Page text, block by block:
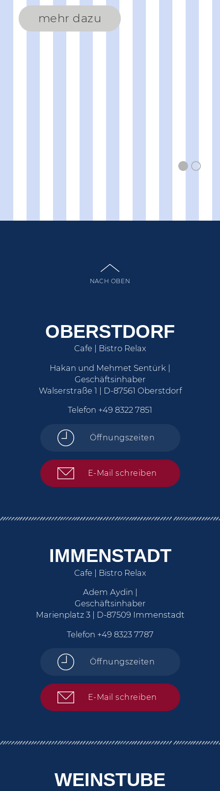
mehr dazu
NACH OBEN
OBERSTDORF
Cafe | Bistro Relax
Hakan und Mehmet Sentürk |
Geschäftsinhaber
Walserstraße 1 | D-87561 Oberstdorf
Telefon +49 8322 7851
Öffnungszeiten
E-Mail schreiben
IMMENSTADT
Cafe | Bistro Relax
Adem Aydin |
Geschäftsinhaber
Marienplatz 3 | D-87509 Immenstadt
Telefon +49 8323 7787
Öffnungszeiten
E-Mail schreiben
WEINSTUBE